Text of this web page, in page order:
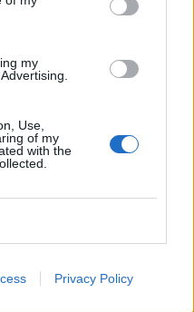
my
Use,
of my
with the
Privacy Policy
Social Waste
σε μία ξεχωριστή